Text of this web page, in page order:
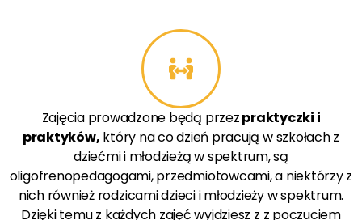
Zajęcia prowadzone będą przezpraktyczki i
praktyków, który na co dzień pracują w szkołach z
dziećmi i młodzieżą w spektrum, są
oligofrenopedagogami, przedmiotowcami, a niektórzy z
nich również rodzicami dzieci i młodzieży w spektrum.
Dzięki temu z każdych zajęć wyjdziesz z z poczuciem